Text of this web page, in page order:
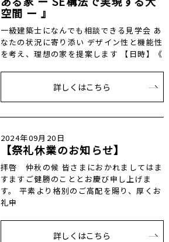
空間 ー 』
一級建築士になんでも相談できる見学会 あ
なたの状況に寄り添い デザイン性と機能性
を考え、理想の家を提案します 【日時】《
詳しくはこちら
2024年09月20日
【祭礼休業のお知らせ】
拝啓 仲秋の候 皆さまにおかれましてはま
すますご健勝のこととお慶び申し上げま
す。 平素より格別のご高配を賜り、厚くお
礼申
詳しくはこちら